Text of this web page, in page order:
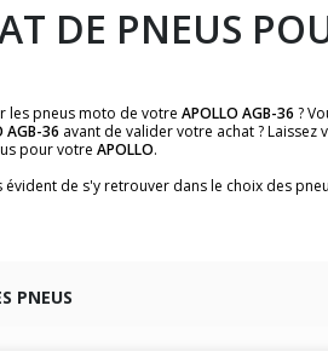
DE PNEUS
les pneus moto de votre APOLLO AGB-36 ?
AGB-36 avant de valider votre achat ?
pour votre APOLLO.
de s'y retrouver dans le choix des
comment trouver les dimensions de vos
PNEUS